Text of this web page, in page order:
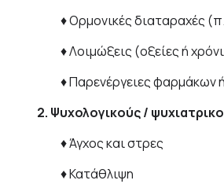
♦ Ορμονικές διαταραχές
♦ Λοιμώξεις (οξείες ή
♦ Παρενέργειες φαρμάκων
2. Ψυχολογικούς /
♦ Άγχος και στρες
♦ Κατάθλιψη